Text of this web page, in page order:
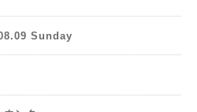
Sunday